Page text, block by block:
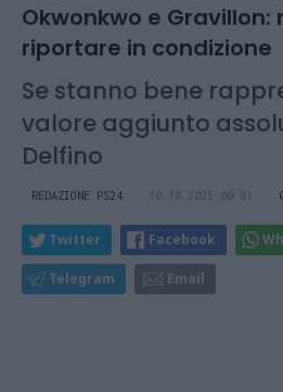
Okwonkwo e Gravillon:
riportare in condizione
Se stanno bene
valore aggiunto
Delfino
REDAZIONE PS24 10.10.2025 00:01
Twitter Facebook
Telegram Email